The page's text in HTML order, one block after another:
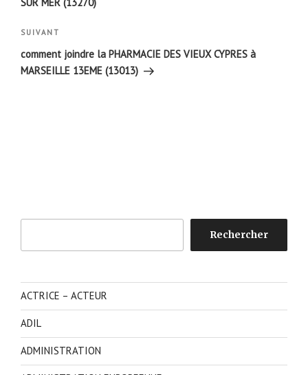
Article
suivant
SUIVANT
comment joindre la PHARMACIE DES VIEUX CYPRES à
MARSEILLE 13EME (13013)
Rechercher
ACTRICE – ACTEUR
ADIL
ADMINISTRATION